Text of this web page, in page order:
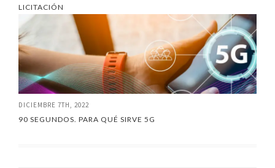
LICITACIÓN
DICIEMBRE 7TH, 2022
90 SEGUNDOS. PARA QUÉ SIRVE 5G